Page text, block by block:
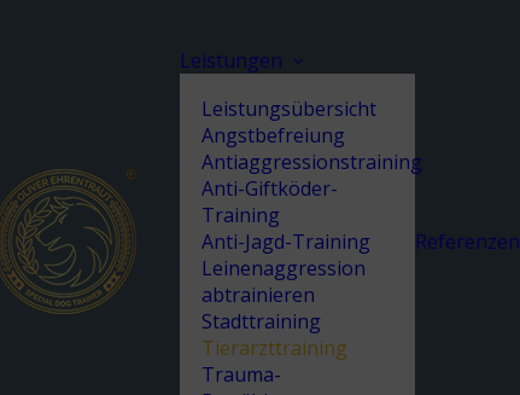
Leistungen
Leistungsübersicht
Angstbefreiung
Antiaggressionstraining
Anti-Giftköder-
Training
Anti-Jagd-Training
Leinenaggression
abtrainieren
Stadttraining
Tierarzttraining
Trauma-
Referenzen